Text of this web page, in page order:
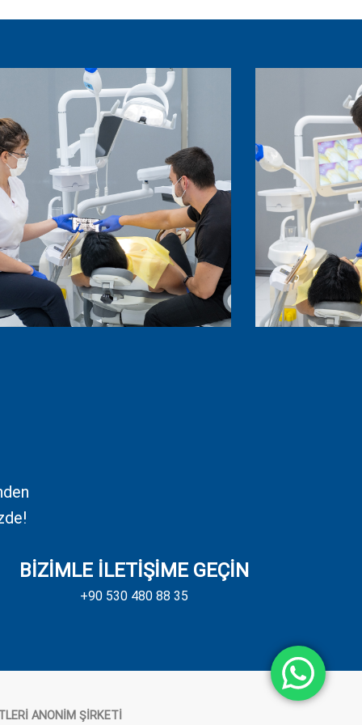
BİZİMLE İLETİŞİME GEÇİN
+90 530 480 88 35
ANONİM ŞİRKETİ